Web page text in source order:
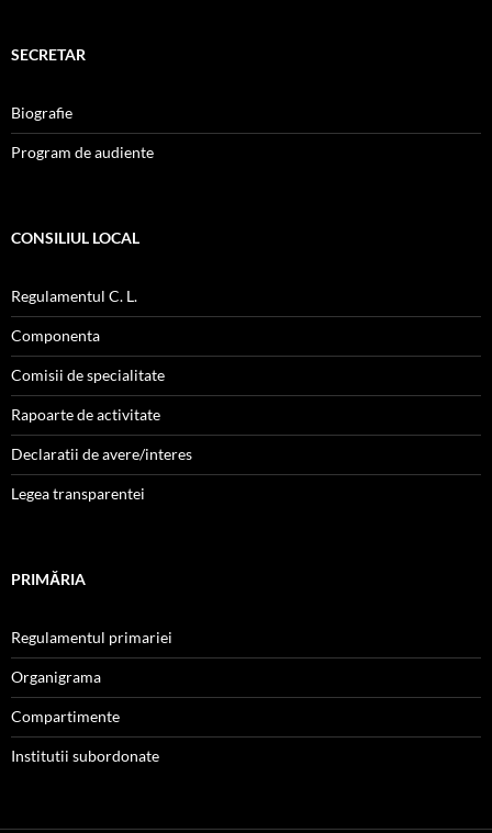
SECRETAR
Biografie
Program de audiente
CONSILIUL LOCAL
Regulamentul C. L.
Componenta
Comisii de specialitate
Rapoarte de activitate
Declaratii de avere/interes
Legea transparentei
PRIMĂRIA
Regulamentul primariei
Organigrama
Compartimente
Institutii subordonate